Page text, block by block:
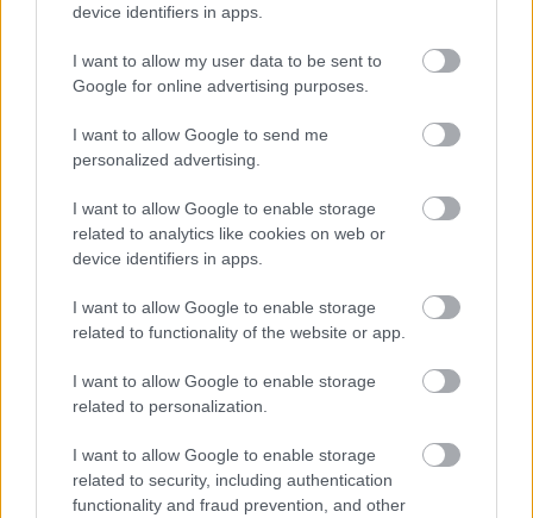
device identifiers in apps.
I want to allow my user data to be sent to
Google for online advertising purposes.
I want to allow Google to send me
personalized advertising.
I want to allow Google to enable storage
related to analytics like cookies on web or
device identifiers in apps.
I want to allow Google to enable storage
related to functionality of the website or app.
I want to allow Google to enable storage
related to personalization.
I want to allow Google to enable storage
related to security, including authentication
functionality and fraud prevention, and other